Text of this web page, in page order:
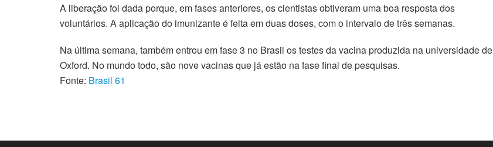
A liberação foi dada porque, em fases anteriores, os cientistas obtiveram uma boa resposta dos
voluntários. A aplicação do imunizante é feita em duas doses, com o intervalo de três semanas.
Na última semana, também entrou em fase 3 no Brasil os testes da vacina produzida na universidade de
Oxford. No mundo todo, são nove vacinas que já estão na fase final de pesquisas.
Fonte: Brasil 61